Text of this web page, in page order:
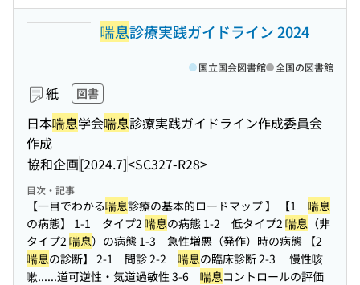
喘息診療実践ガイドライン 2024
紙 図書
日本喘息学会喘息診療実践ガイドライン作成委員会
作成
協和企画[2024.7]<SC327-R28>
国立国会図書館 全国の図書館
目次・記事
【一目でわかる喘息診療の基本的ロードマップ 】 【1 喘息
の病態】 1-1 タイプ2 喘息の病態 1-2 低タイプ2 喘息 （非
タイプ2 喘息）の病態 1-3 急性増悪（発作）時の病態 【2
喘息の診断】 2-1 問診 2-2 喘息の臨床診断 2-3 慢性咳
嗽......道可逆性・気道過敏性 3-6 喘息コントロールの評価